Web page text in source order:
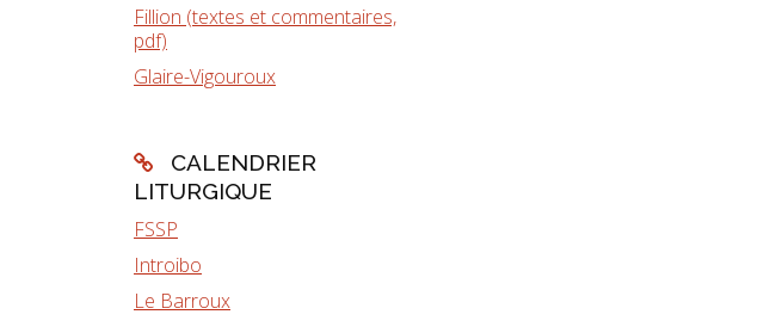
Fillion (textes et commentaires,
pdf)
Glaire-Vigouroux
CALENDRIER
LITURGIQUE
FSSP
Introibo
Le Barroux